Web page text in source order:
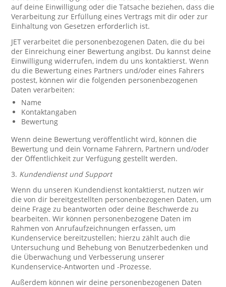
auf deine Einwilligung oder die Tatsache beziehen, dass die
Verarbeitung zur Erfüllung eines Vertrags mit dir oder zur
Einhaltung von Gesetzen erforderlich ist.
JET verarbeitet die personenbezogenen Daten, die du bei
der Einreichung einer Bewertung angibst. Du kannst deine
Einwilligung widerrufen, indem du uns kontaktierst. Wenn
du die Bewertung eines Partners und/oder eines Fahrers
postest, können wir die folgenden personenbezogenen
Daten verarbeiten:
Name
Kontaktangaben
Bewertung
Wenn deine Bewertung veröffentlicht wird, können die
Bewertung und dein Vorname Fahrern, Partnern und/oder
der Öffentlichkeit zur Verfügung gestellt werden.
3. Kundendienst und Support
Wenn du unseren Kundendienst kontaktierst, nutzen wir
die von dir bereitgestellten personenbezogenen Daten, um
deine Frage zu beantworten oder deine Beschwerde zu
bearbeiten. Wir können personenbezogene Daten im
Rahmen von Anrufaufzeichnungen erfassen, um
Kundenservice bereitzustellen; hierzu zählt auch die
Untersuchung und Behebung von Benutzerbedenken und
die Überwachung und Verbesserung unserer
Kundenservice-Antworten und -Prozesse.
Außerdem können wir deine personenbezogenen Daten